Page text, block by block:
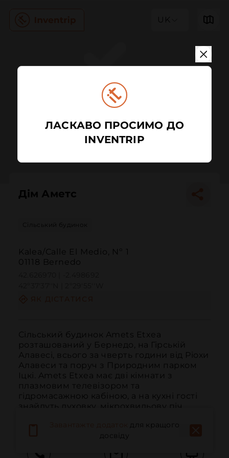
UK
Дім Аметс
Сільський будинок
Kalea/Calle El Medio, Nº 1
01118 Bernedo
Сільський будинок Amets Etxea
розташований у Бернедо, на Гірській
Алавесі, всього за чверть години від Ріохи
Алавеси та поруч з Природним парком
Іцкі. Amets Etxea має дві кімнати з
плазмовим телевізором та
гідромасажною кабіною, а на кухні гості
знайдуть духовку, мікрохвильову піч,
для кращого
досвіду
ЛАСКАВО ПРОСИМО ДО
INVENTRIP